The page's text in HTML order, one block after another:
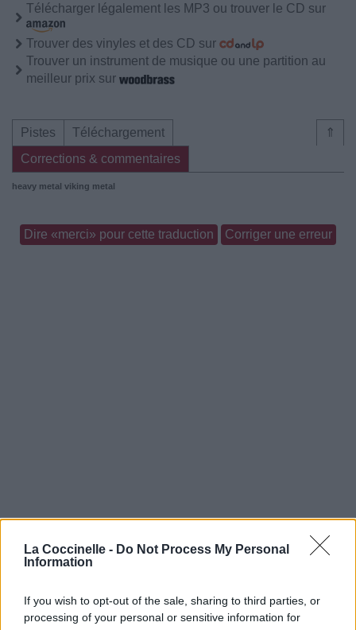
La Coccinelle - Do Not Process My Personal
Information
If you wish to opt-out of the sale, sharing to third parties, or
processing of your personal or sensitive information for
Télécharger légalement les MP3 ou trouver le CD sur
Trouver des vinyles et des CD sur
Trouver un instrument de musique ou une partition au
meilleur prix sur
⇑
Pistes
Téléchargement
Corrections & commentaires
heavy metal viking metal
Dire «merci» pour cette traduction Corriger une erreur